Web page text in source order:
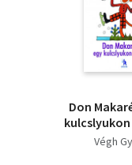
Don
Végh